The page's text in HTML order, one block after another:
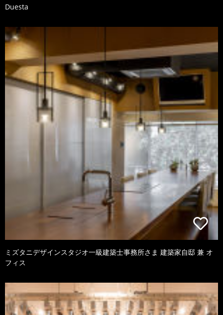
Duesta
ミズタニデザインスタジオ一級建築士事務所さま 建築家自邸 兼 オ
フィス